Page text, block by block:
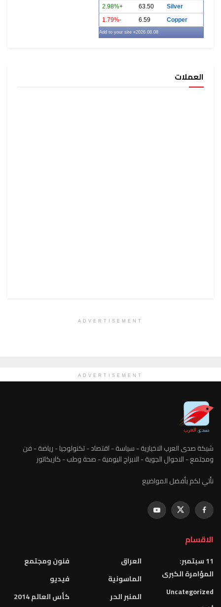
Silver
63.50
+2.98%
Copper
6.59
-1.79%
2026.08.08
» Add to your site
العملات
ADVERTISEMENT
ADVERTISEMENT
شبكة صدى العرب الاخبارية - سياسة - اقتصاد - تكنولوجيا - رياضة - فن
ومجتمع - الاحوال الجوية - الابراج اليومية - صحة وطب - كاريكاتور
نأتي لكم بأفضل المواضيع
الاقسام
11 سبتمبر:
المؤامرة الكبرى
Uncategorized
العراق
الماسونية
المنبر الحر
فنون ومجتمع
فيديو
كأس العالم 2014